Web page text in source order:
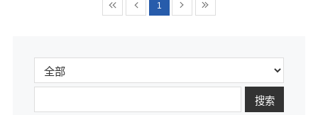
1
搜索